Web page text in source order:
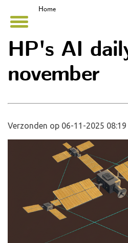
Home
HP's AI
november
Verzonden op 06-11-2025 08:19